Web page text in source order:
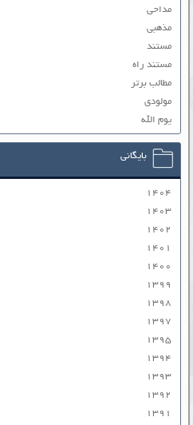
مداحی
مذهبی
مستند
مستند راه
مطالب برتر
مولودی
یوم الله
بایگانی
۱۴۰۴
۱۴۰۳
۱۴۰۲
۱۴۰۱
۱۴۰۰
۱۳۹۹
۱۳۹۸
۱۳۹۷
۱۳۹۵
۱۳۹۴
۱۳۹۳
۱۳۹۲
۱۳۹۱